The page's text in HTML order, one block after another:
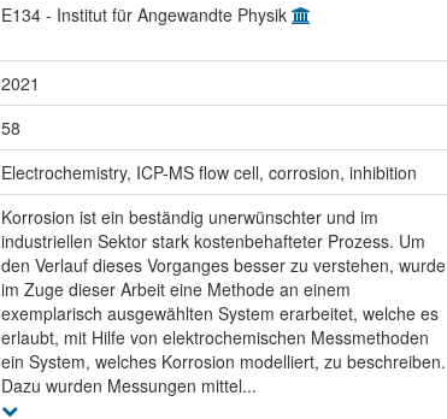
E134 - Institut für Angewandte Physik
2021
58
Electrochemistry, ICP-MS flow cell, corrosion, inhibition
Korrosion ist ein beständig unerwünschter und im
industriellen Sektor stark kostenbehafteter Prozess. Um
den Verlauf dieses Vorganges besser zu verstehen, wurde
im Zuge dieser Arbeit eine Methode an einem
exemplarisch ausgewählten System erarbeitet, welche es
erlaubt, mit Hilfe von elektrochemischen Messmethoden
ein System, welches Korrosion modelliert, zu beschreiben.
Dazu wurden Messungen mittel...